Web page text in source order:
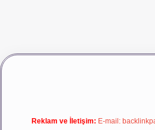
girişbetexper
Reklam ve İletişim: E-mail: